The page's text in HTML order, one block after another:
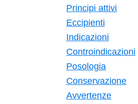
Principi attivi
Eccipienti
Indicazioni
Controindicazioni
Posologia
Conservazione
Avvertenze